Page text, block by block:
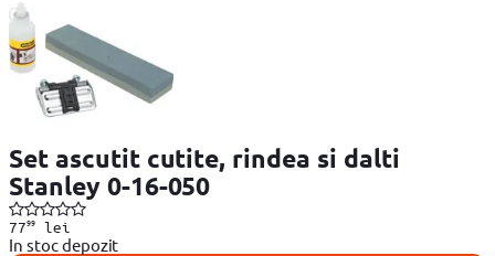
Set ascutit cutite, rindea si dalti
Stanley 0-16-050
7799lei
In stoc depozit